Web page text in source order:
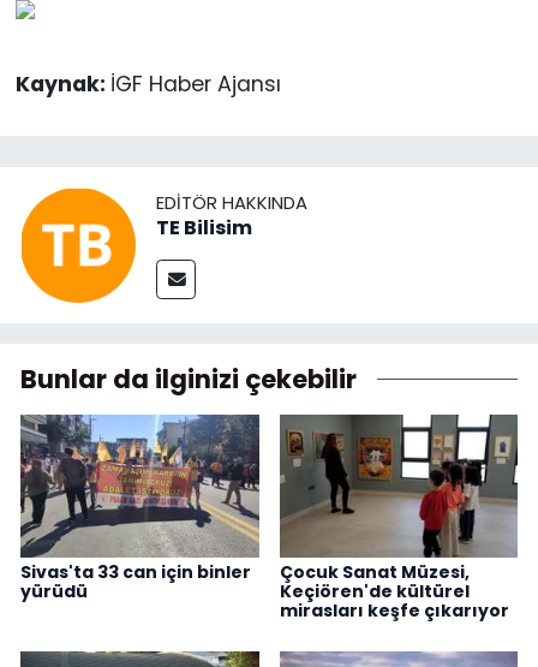
Kaynak: İGF Haber Ajansı
EDITÖR HAKKINDA
TE Bilisim
Bunlar da ilginizi çekebilir
Sivas'ta 33 can için binler
yürüdü
Çocuk Sanat Müzesi,
Keçiören'de kültürel
mirasları keşfe çıkarıyor